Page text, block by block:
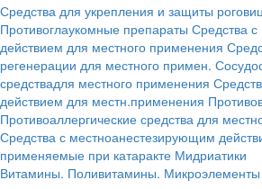
Средства для укрепления и защиты
Противоглаукомные препараты Средства
действием для местного применения
регенерации для местного примен.
средствадля местного применения
действием для местн.применения
Противоаллергические средства для
Средства с местноанестезирующим
применяемые при катаракте Мидриатики
Витамины. Поливитамины. Микроэлементы